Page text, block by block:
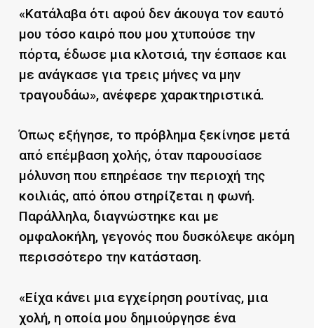
«Κατάλαβα ότι αφού δεν άκουγα τον εαυτό
μου τόσο καιρό που μου χτυπούσε την
πόρτα, έδωσε μια κλοτσιά, την έσπασε και
με ανάγκασε για τρεις μήνες να μην
τραγουδάω», ανέφερε χαρακτηριστικά.
Όπως εξήγησε, το πρόβλημα ξεκίνησε μετά
από επέμβαση χολής, όταν παρουσίασε
μόλυνση που επηρέασε την περιοχή της
κοιλιάς, από όπου στηρίζεται η φωνή.
Παράλληλα, διαγνώστηκε και με
ομφαλοκήλη, γεγονός που δυσκόλεψε ακόμη
περισσότερο την κατάσταση.
«Είχα κάνει μια εγχείρηση ρουτίνας, μια
χολή, η οποία μου δημιούργησε ένα